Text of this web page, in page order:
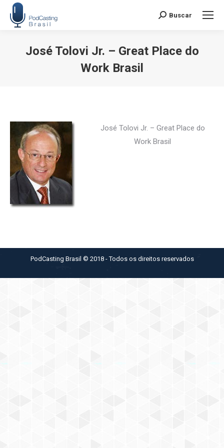
Search:
Buscar
José Tolovi Jr. – Great Place do
Work Brasil
José Tolovi Jr. – Great Place do
Work Brasil
PodCasting Brasil © 2018 - Todos os direitos reservados